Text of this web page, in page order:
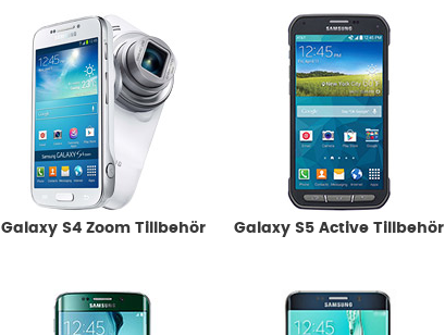
Galaxy S4 Zoom Tillbehör Galaxy S5 Active Tillbehör